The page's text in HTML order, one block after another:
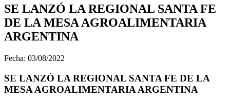
SE LANZÓ LA REGIONAL SANTA FE
DE LA MESA AGROALIMENTARIA
ARGENTINA
Fecha: 03/08/2022
SE LANZÓ LA REGIONAL SANTA FE DE LA
MESA AGROALIMENTARIA ARGENTINA